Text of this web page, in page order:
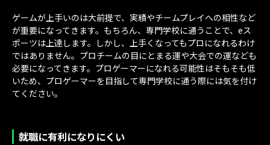
ゲームが上手いのは大前提で、実績やチームプレイへの相性など
が重要になってきます。もちろん、専門学校に通うことで、eス
ポーツは上達します。しかし、上手くなってもプロになれるわけ
ではありません。プロチームの目にとまる運や大会での運なども
必要になってきます。プロゲーマーになれる可能性はそもそも低
いため、プロゲーマーを目指して専門学校に通う際には気を付け
てください。
就職に有利になりにくい